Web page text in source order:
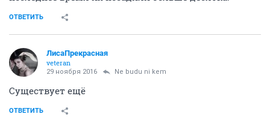
ОТВЕТИТЬ
ЛисаПрекрасная
veteran
29 ноября 2016 Ne budu ni kem
Существует ещё
ОТВЕТИТЬ